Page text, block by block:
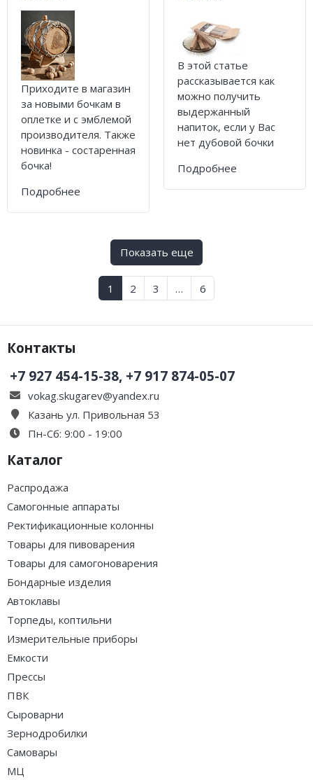
Приходите в магазин
за новыми бочкам в
оплетке и с эмблемой
производителя. Также
новинка - состаренная
бочка!
Подробнее
В этой статье
рассказывается как
можно получить
выдержанный
напиток, если у Вас
нет дубовой бочки
Подробнее
Показать еще
1 2 3 … 6
Контакты
+7 927 454-15-38, +7 917 874-05-07
vokag.skugarev@yandex.ru
Казань ул. Привольная 53
Пн-Сб: 9:00 - 19:00
Каталог
Распродажа
Самогонные аппараты
Ректификационные колонны
Товары для пивоварения
Товары для самогоноварения
Бондарные изделия
Автоклавы
Торпеды, коптильни
Измерительные приборы
Емкости
Прессы
ПВК
Сыроварни
Зернодробилки
Самовары
МЦ